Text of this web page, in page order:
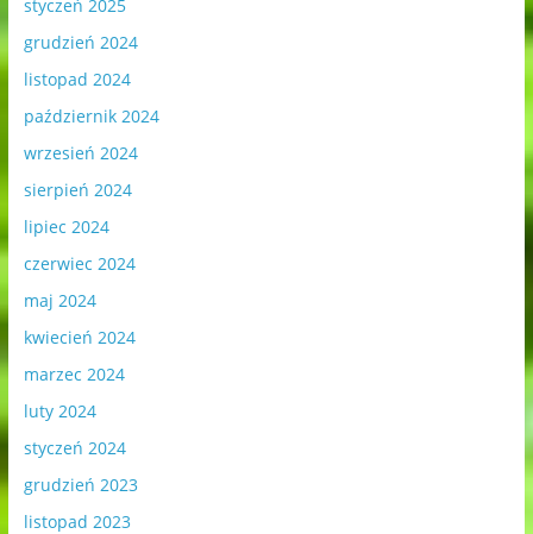
styczeń 2025
grudzień 2024
listopad 2024
październik 2024
wrzesień 2024
sierpień 2024
lipiec 2024
czerwiec 2024
maj 2024
kwiecień 2024
marzec 2024
luty 2024
styczeń 2024
grudzień 2023
listopad 2023